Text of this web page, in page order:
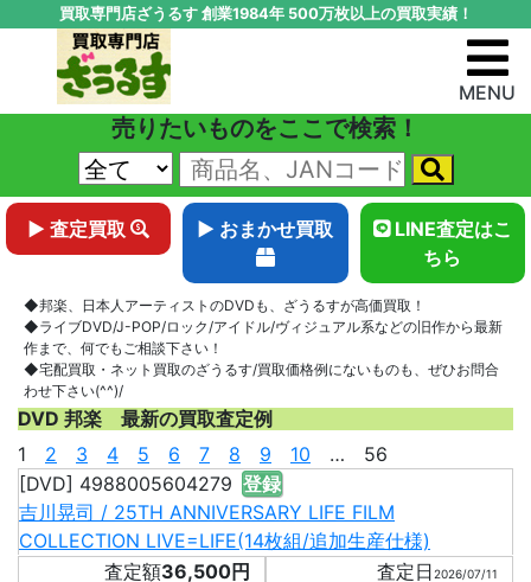
買取専門店ざうるす 創業1984年 500万枚以上の買取実績！
MENU
売りたいものをここで検索！
▶ 査定買取 ▶ おまかせ買取
LINE査定はこ
ちら
◆邦楽、日本人アーティストのDVDも、ざうるすが高価買取！
◆ライブDVD/J-POP/ロック/アイドル/ヴィジュアル系などの旧作から最新
作まで、何でもご相談下さい！
◆宅配買取・ネット買取のざうるす/買取価格例にないものも、ぜひお問合
わせ下さい(^^)/
DVD 邦楽 最新の買取査定例
1 2 3 4 5 6 7 8 9 10 … 56
[DVD] 4988005604279 登録
吉川晃司 / 25TH ANNIVERSARY LIFE FILM
COLLECTION LIVE=LIFE(14枚組/追加生産仕様)
36,500円
2026/07/11